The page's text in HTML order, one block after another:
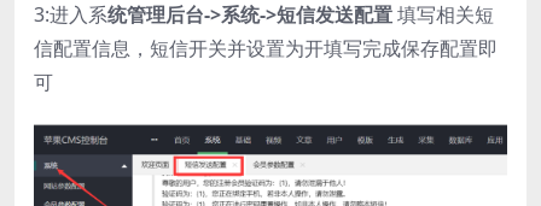
3:进入系统管理后台->系统->短信发送配置填写相关短
信配置信息，短信开关并设置为开填写完成保存配置即
可